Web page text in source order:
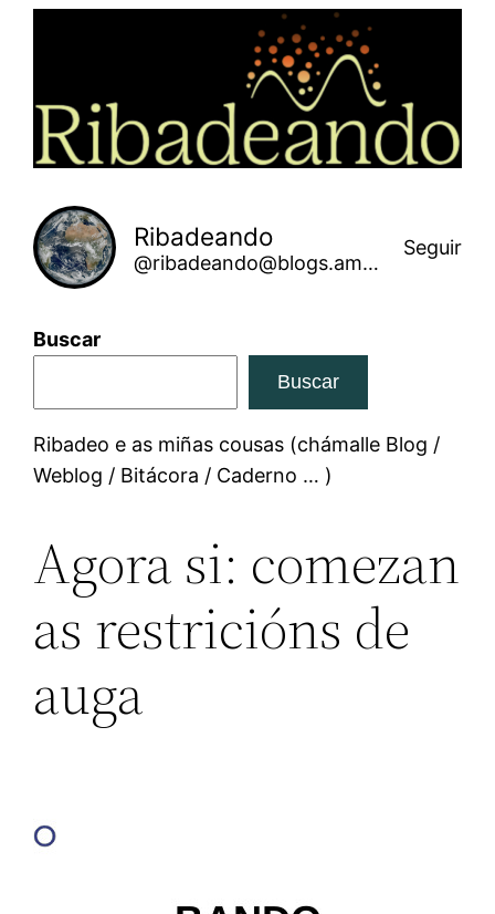
Ribadeando
@ribadeando@blogs.amarinha.gal
Seguir
Buscar
Buscar
Ribadeo e as miñas cousas (chámalle Blog /
Weblog / Bitácora / Caderno … )
Agora si: comezan
as restricións de
auga